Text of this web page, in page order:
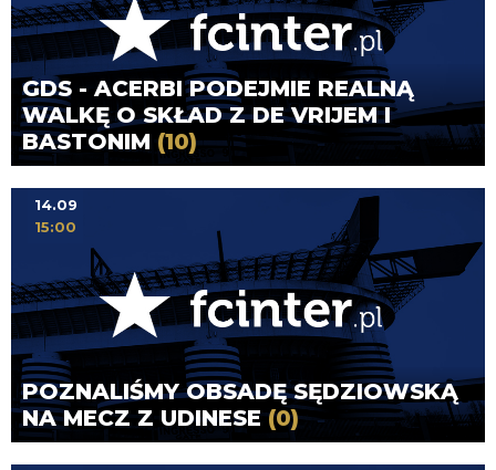
GDS - ACERBI PODEJMIE REALNĄ
WALKĘ O SKŁAD Z DE VRIJEM I
BASTONIM (10)
POZNALIŚMY OBSADĘ SĘDZIOWSKĄ
NA MECZ Z UDINESE(0)
14.09
15:00